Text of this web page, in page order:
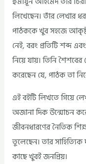
লিখেছেন। তাঁর লেখার
পাঠককে খুব সহজে
নেই, বরং প্রতিটি শব্দ
নিয়ে যায়। তিনি
করেছেন যে, পাঠক তা
এই বইটি লিখতে গিয়ে
অজানা দিক উন্মোচন
জীবনধারণের নৈতিক
তুলেছেন। তার সাহিত্যিক
কাছে খুবই জনপ্রিয়।